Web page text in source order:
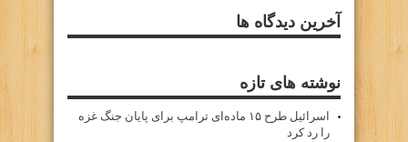
آخرین دیدگاه ها
نوشته های تازه
اسرائیل طرح ۱۵ ماده‌ای ترامپ برای پایان جنگ غزه
را رد کرد